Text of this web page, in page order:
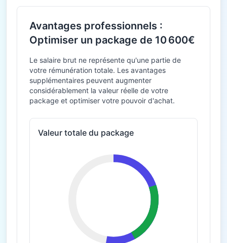
Avantages professionnels :
Optimiser un package de 10 600€
Le salaire brut ne représente qu'une partie de
votre rémunération totale. Les avantages
supplémentaires peuvent augmenter
considérablement la valeur réelle de votre
package et optimiser votre pouvoir d'achat.
Valeur totale du package